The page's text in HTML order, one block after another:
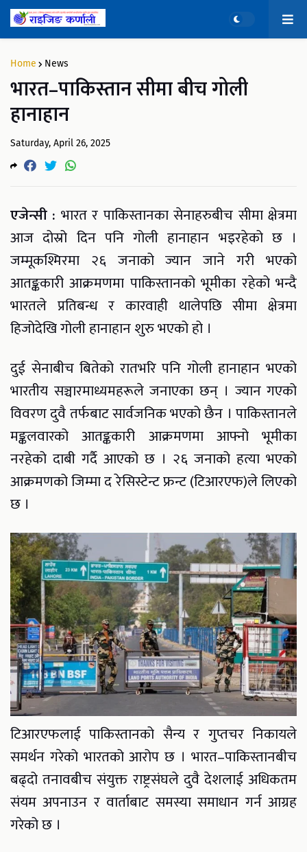
Home News
भारत–पाकिस्तान सीमा बीच गोली
हानाहान
Saturday, April 26, 2025
एजेन्सी : भारत र पाकिस्तानका सेनाहरुबीच सीमा क्षेत्रमा
आज दोस्रो दिन पनि गोली हानाहान भइरहेको छ ।
जम्मूकश्मिरमा २६ जनाको ज्यान जाने गरी भएको
आतङ्ककारी आक्रमणमा पाकिस्तानको भूमीका रहेको भन्दै
भारतले प्रतिबन्ध र कारवाही थालेपछि सीमा क्षेत्रमा
हिजोदेखि गोली हानाहान शुरु भएको हो ।
दुई सेनाबीच बितेको रातभरि पनि गोली हानाहान भएको
भारतीय सञ्चारमाध्यमहरूले जनाएका छन् । ज्यान गएको
विवरण दुवै तर्फबाट सार्वजनिक भएको छैन । पाकिस्तानले
मङ्कलवारको आतङ्ककारी आक्रमणमा आफ्नो भूमीका
नरहेको दाबी गर्दै आएको छ । २६ जनाको हत्या भएको
आक्रमणको जिम्मा द रेसिस्टेन्ट फ्रन्ट (टिआरएफ)ले लिएको
छ ।
टिआरएफलाई पाकिस्तानको सैन्य र गुप्तचर निकायले
समर्थन गरेको भारतको आरोप छ । भारत–पाकिस्तानबीच
बढ्दो तनावबीच संयुक्त राष्ट्रसंघले दुवै देशलाई अधिकतम
संयम अपनाउन र वार्ताबाट समस्या समाधान गर्न आग्रह
गरेको छ ।